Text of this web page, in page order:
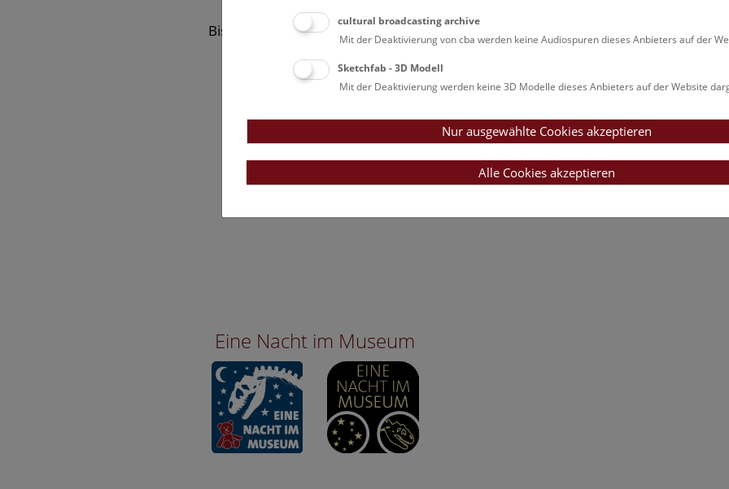
Bisher keine Ergebnisse. Dienstags ist das NHM Wien in der Regel geschlossen.
Eine Nacht im Museum
cultural broadcasting archive
Mit der Deaktivierung von cba werden keine Audiospuren dieses Anbieters auf der
Sketchfab - 3D Modell
Mit der Deaktivierung werden keine 3D Modelle dieses Anbieters auf der Website
Nur ausgewählte Cookies akzeptieren
Alle Cookies akzeptieren